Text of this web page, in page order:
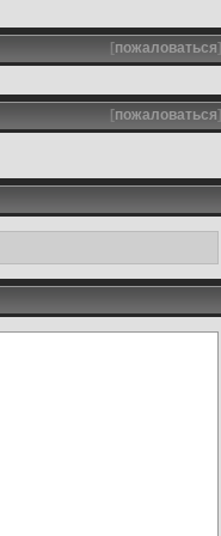
[пожаловаться]
[пожаловаться]